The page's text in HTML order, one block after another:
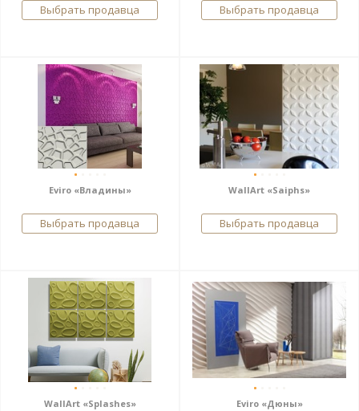
Выбрать продавца Выбрать продавца
Eviro «Владины»
Выбрать продавца
WallArt «Saiphs»
Выбрать продавца
WallArt «Splashes» Eviro «Дюны»